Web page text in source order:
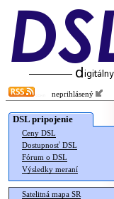
neprihlásený
DSL pripojenie
Ceny DSL
Dostupnosť DSL
Fórum o DSL
Výsledky meraní
Satelitná mapa SR